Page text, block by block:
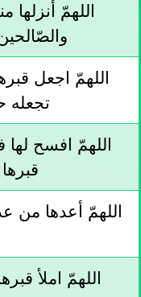
اللهمّ أنزلها
اللهمّ اجعل
تجعله
اللهمّ افسح
اللهمّ أعدها من
اللهمّ املأ